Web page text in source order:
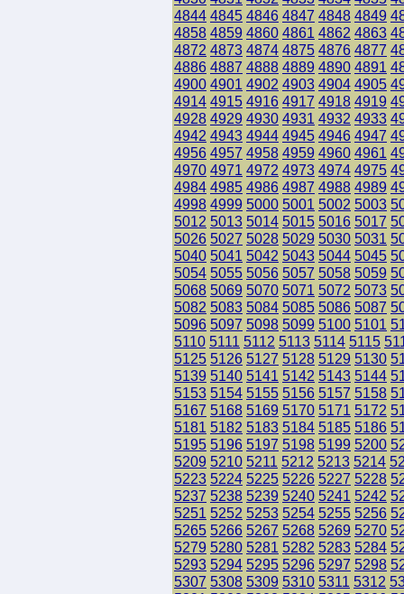
4844 4845 4846 4847 4848 4849
4858 4859 4860 4861 4862 4863
4872 4873 4874 4875 4876 4877
4886 4887 4888 4889 4890 4891
4900 4901 4902 4903 4904 4905
4914 4915 4916 4917 4918 4919
4928 4929 4930 4931 4932 4933
4942 4943 4944 4945 4946 4947
4956 4957 4958 4959 4960 4961
4970 4971 4972 4973 4974 4975
4984 4985 4986 4987 4988 4989
4998 4999 5000 5001 5002 5003
5012 5013 5014 5015 5016 5017
5026 5027 5028 5029 5030 5031
5040 5041 5042 5043 5044 5045
5054 5055 5056 5057 5058 5059
5068 5069 5070 5071 5072 5073
5082 5083 5084 5085 5086 5087
5096 5097 5098 5099 5100 5101
5110 5111 5112 5113 5114 5115
5125 5126 5127 5128 5129 5130
5139 5140 5141 5142 5143 5144
5153 5154 5155 5156 5157 5158
5167 5168 5169 5170 5171 5172
5181 5182 5183 5184 5185 5186
5195 5196 5197 5198 5199 5200
5209 5210 5211 5212 5213 5214
5223 5224 5225 5226 5227 5228
5237 5238 5239 5240 5241 5242
5251 5252 5253 5254 5255 5256
5265 5266 5267 5268 5269 5270
5279 5280 5281 5282 5283 5284
5293 5294 5295 5296 5297 5298
5307 5308 5309 5310 5311 5312